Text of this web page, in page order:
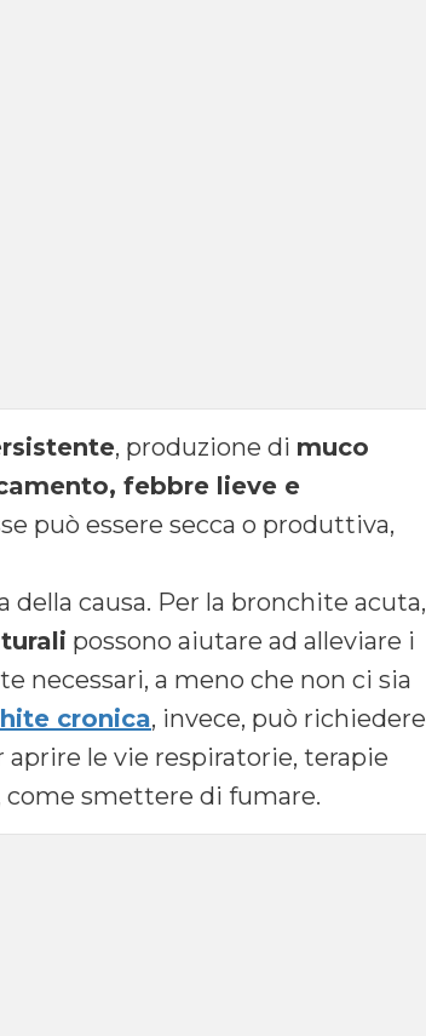
, produzione di muco
febbre lieve e
può essere secca o produttiva,
causa. Per la bronchite acuta,
possono aiutare ad alleviare i
necessari, a meno che non ci sia
cronica, invece, può richiedere
le vie respiratorie, terapie
smettere di fumare.